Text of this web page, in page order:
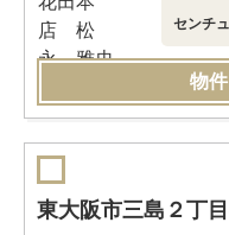
センチ
物
東大阪市三島２丁